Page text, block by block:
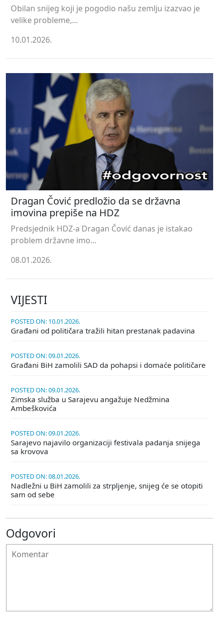
Obilan snijeg koji je pogodio našu zemlju izazvao je
velike probleme,...
10.01.2026.
Dragan Čović predložio da se državna
imovina prepiše na HDZ
Predsjednik HDZ-a Dragan Čović danas je istakao
problem državne imo...
08.01.2026.
VIJESTI
POSTED ON: 10.01.2026.
Građani od političara tražili hitan prestanak padavina
POSTED ON: 09.01.2026.
Građani BiH zamolili SAD da pohapsi i domaće političare
POSTED ON: 09.01.2026.
Zimska služba u Sarajevu angažuje Nedžmina
Ambeškovića
POSTED ON: 09.01.2026.
Sarajevo najavilo organizaciji festivala padanja snijega
sa krovova
POSTED ON: 08.01.2026.
Nadležni u BiH zamolili za strpljenje, snijeg će se otopiti
sam od sebe
Odgovori